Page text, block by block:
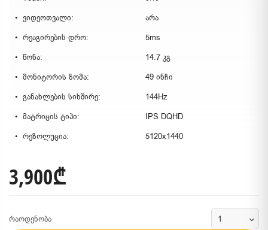
ვიდეოთვალი:
არა
რეაგირების დრო:
5ms
წონა:
14.7 კგ
მონიტორის ზომა:
49 ინჩი
განახლების სიხშირე:
144Hz
მატრიცის ტიპი:
IPS DQHD
რეზოლუცია:
5120x1440
3,900₾
რაოდენობა